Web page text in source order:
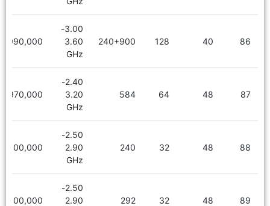
86
40
128
240+900
3.00-
3.60
GHz
6,990,000
87
48
64
584
2.40-
3.20
GHz
5,970,000
88
48
32
240
2.50-
2.90
GHz
5,100,000
89
48
32
292
2.50-
2.90
5,100,000